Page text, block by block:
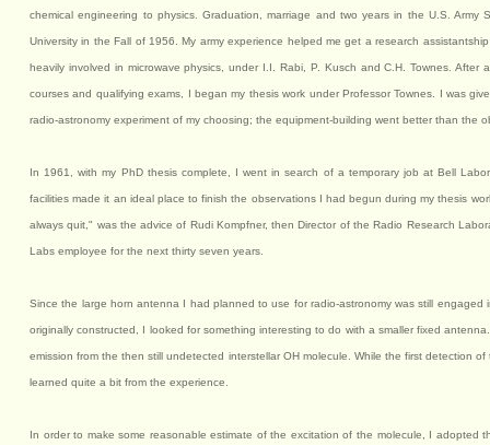
chemical engineering to physics. Graduation, marriage and two years in the U.S. Army
University in the Fall of 1956. My army experience helped me get a research
heavily involved in microwave physics, under I.I. Rabi, P. Kusch and C.H. Townes. After
courses and qualifying exams, I began my thesis work under Professor Townes. I was
radio-astronomy experiment of my choosing; the equipment-building went better than the
In 1961, with my PhD thesis complete, I went in search of a temporary job at Bell
facilities made it an ideal place to finish the observations I had begun during my thesis
always quit," was the advice of Rudi Kompfner, then Director of the Radio Research
Labs employee for the next thirty seven years.
Since the large horn antenna I had planned to use for radio-astronomy was still engaged
originally constructed, I looked for something interesting to do with a smaller fixed
emission from the then still undetected interstellar OH molecule. While the first detection
learned quite a bit from the experience.
In order to make some reasonable estimate of the excitation of the molecule, I adopted